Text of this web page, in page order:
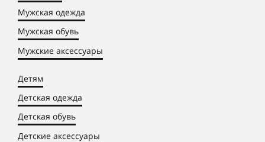
Мужская одежда
Мужская обувь
Мужские аксессуары
Детям
Детская одежда
Детская обувь
Детские аксессуары